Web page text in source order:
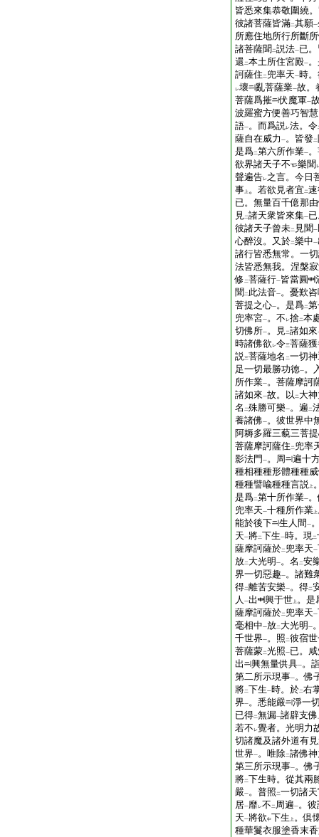
皆悉來集恭敬圍繞
彼諸菩薩皆滿二其願一
所應住地所行所斷
諸菩薩聞 二説法一已
還 二本土所住宮殿一
訶薩住 二 兜率天一時
レ壞 亂菩薩業一故。
菩薩爲摧
伏魔軍一
波羅蜜方便善巧智
語一。而爲説レ法。令
薩自在威力 一。皆發 二
是爲二第六所作業一
欲界諸天子不
樂聞
聲遍告レ之言。今日
事 上 。若欲見者宜 二
已。無量百千億那
見二諸天衆皆來集一
彼諸天子曾未二 見聞一
心醉沒。又於二樂中一
諸行皆悉無常。一
法皆悉無我。涅槃
修 二菩薩行一皆當圓
聞 二 此法音一。憂歎
菩提之心一。是爲二
兜率宮一。不 レ捨二本
切佛所一。見二諸如來
時諸佛欲 レ令三菩薩獲
説三菩薩地名 二一切
足一切最勝功徳一。
所作業一。菩薩摩訶
諸如來一故。以 二 大
名 二殊勝可樂一。遍 二
養諸佛一。彼世界中
阿耨多羅三藐三菩
菩薩摩訶薩住 二 兜率
影法門 一。周
遍十
種相種種形體種種
種種譬喩種種言説 上
是爲二第十所作業一
兜率天一十種所作業 上
能於後下
生人間 一
天一將二下生一時。現二
薩摩訶薩於二 兜率天一
放二 大光明 一。名 二安
界一切惡趣一。諸難
得二離苦安樂一。得二
人 一出 興于世 上 。是
薩摩訶薩於二 兜率天一
毫相中一放二 大光明 一
千世界一。照 二彼宿
菩薩蒙二光照一已。
出
興無量供具一。
第二所示現事一。佛
將二下生一時。於二右
界一。悉能嚴
淨一
已得二無漏一諸辟支佛
若不 レ覺者。光明力
切諸魔及諸外道有
世界一。唯除二諸佛
第三所示現事一。佛
將二下生時。從其兩
嚴一。普照 二一切諸
居一靡レ不 二 周遍一。
天一將欲中下生 上 。倶
種華鬘衣服塗香末